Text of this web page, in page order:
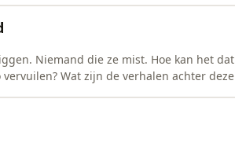
Niemand die ze mist. Hoe kan het dat
Wat zijn de verhalen achter deze